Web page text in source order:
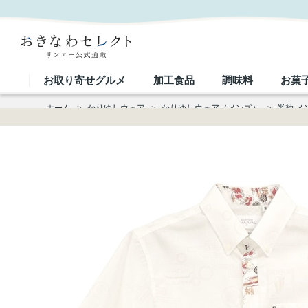
お取り寄せグルメ 加工食品 調味料 お菓
ホーム > かりゆしウェア > かりゆしウェア（メンズ） > 半袖 メ